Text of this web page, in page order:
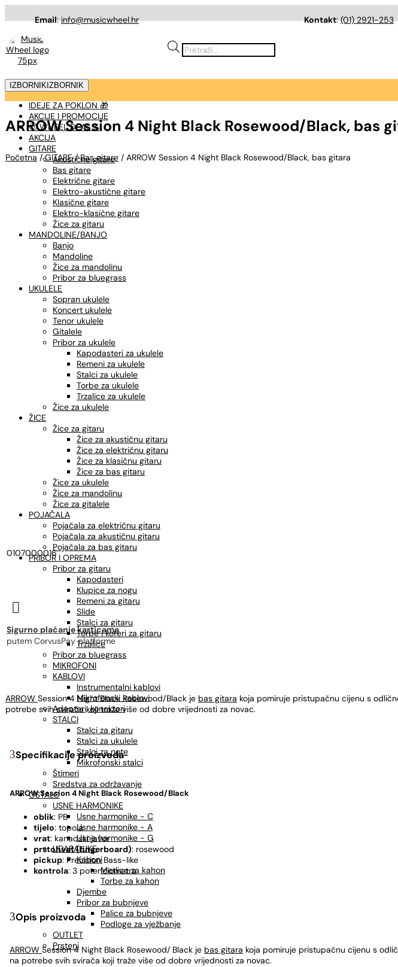
Email: info@musicwheel.hr Kontakt:(01) 2921-253
Products
search
IZBORNIK IZBORNIK
IDEJE ZA POKLON 🎁
AKCIJE I PROMOCIJE
🤠 WHEEL DEAL %
AKCIJA
GITARE
Akustične gitare
Bas gitare
Električne gitare
Elektro-akustične gitare
Klasične gitare
Elektro-klasične gitare
Žice za gitaru
MANDOLINE/BANJO
Banjo
Mandoline
Žice za mandolinu
Pribor za bluegrass
UKULELE
Sopran ukulele
Koncert ukulele
Tenor ukulele
Gitalele
Pribor za ukulele
Kapodasteri za ukulele
Remeni za ukulele
Stalci za ukulele
Torbe za ukulele
Trzalice za ukulele
Žice za ukulele
ŽICE
Žice za gitaru
Žice za akustičnu gitaru
Žice za električnu gitaru
Žice za klasičnu gitaru
Žice za bas gitaru
Žice za ukulele
Žice za mandolinu
Žice za gitalele
POJAČALA
Pojačala za električnu gitaru
Pojačala za akustičnu gitaru
Pojačala za bas gitaru
PRIBOR I OPREMA
Pribor za gitaru
Kapodasteri
Klupice za nogu
Remeni za gitaru
Slide
Stalci za gitaru
Torbe i koferi za gitaru
Trzalice
Pribor za bluegrass
MIKROFONI
KABLOVI
Instrumentalni kablovi
Mikrofonski kablovi
Adapteri, konektori
STALCI
Stalci za gitaru
Stalci za ukulele
Stalci za note
Mikrofonski stalci
Štimeri
Sredstva za održavanje
OSTALO
USNE HARMONIKE
Usne harmonike - C
Usne harmonike - A
Usne harmonike - G
UDARALJKE
Kahoni
Metlice za kahon
Torbe za kahon
Djembe
Pribor za bubnjeve
Palice za bubnjeve
Podloge za vježbanje
OUTLET
Prsteni
ARROW Session 4 Night Black Rosewood/Black, bas
Početna /GITARE/Bas gitare / ARROW Session 4 Night Black Rosewood/Black, bas gitara
0107000016

Sigurno plaćanje karticama
putem CorvusPay platforme
ARROW Session 4 Night Black Rosewood/Black je bas gitara koja pomiruje pristupačnu cijenu s
potrebe svih svirača koji traže više od dobre vrijednosti za novac.
Specifikacije proizvoda
ARROW Session 4 Night Black Rosewood/Black
oblik: PB
tijelo: topola
vrat: kanadski javor
prstohvat (fingerboard): rosewood
pickup: Precision Bass-like
kontrola: 3 potenciometra
Opis proizvoda
ARROW Session 4 Night Black Rosewood/ Black je bas gitara koja pomiruje pristupačnu cijenu s
na potrebe svih svirača koji traže više od dobre vrijednosti za novac.